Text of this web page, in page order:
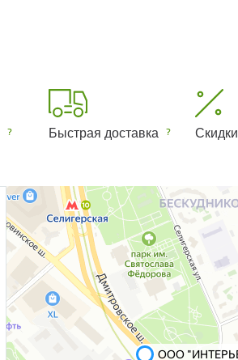
Быстрая доставка Скидки